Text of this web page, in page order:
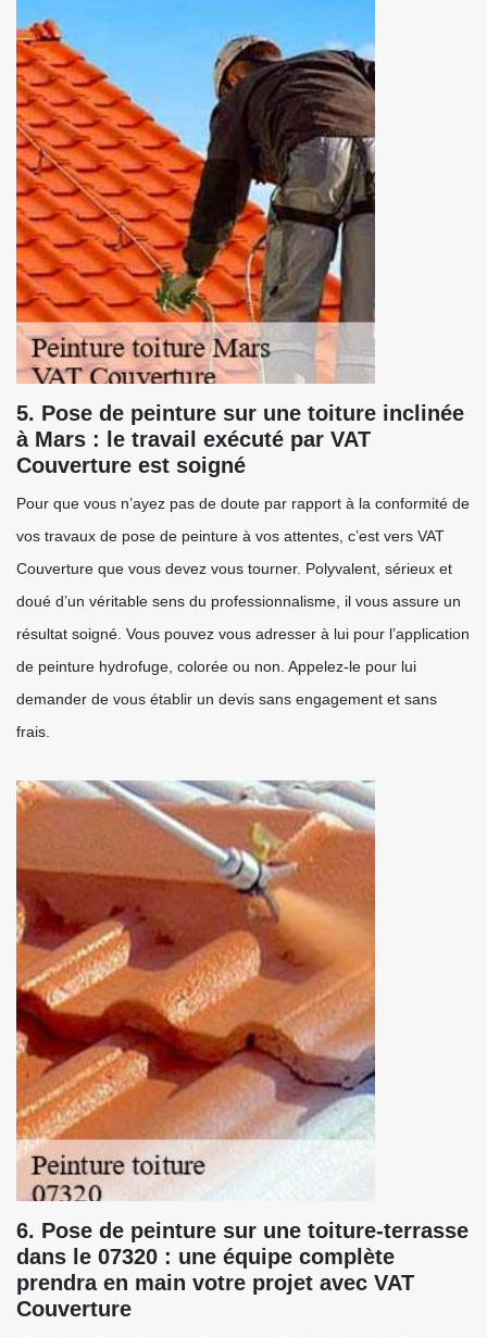
5. Pose de peinture sur une toiture inclinée
à Mars : le travail exécuté par VAT
Couverture est soigné
Pour que vous n’ayez pas de doute par rapport à la conformité de
vos travaux de pose de peinture à vos attentes, c’est vers VAT
Couverture que vous devez vous tourner. Polyvalent, sérieux et
doué d’un véritable sens du professionnalisme, il vous assure un
résultat soigné. Vous pouvez vous adresser à lui pour l’application
de peinture hydrofuge, colorée ou non. Appelez-le pour lui
demander de vous établir un devis sans engagement et sans
frais.
6. Pose de peinture sur une toiture-terrasse
dans le 07320 : une équipe complète
prendra en main votre projet avec VAT
Couverture